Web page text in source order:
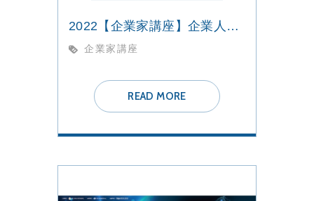
2022【企業家講座】企業人才永續的挑戰與契機
企業家講座
READ MORE